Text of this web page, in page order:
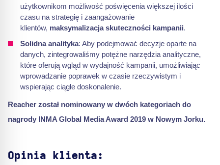
użytkownikom możliwość poświęcenia większej ilości
czasu na strategię i zaangażowanie
klientów, maksymalizacja skuteczności kampanii.
Solidna analityka: Aby podejmować decyzje oparte na
danych, zintegrowaliśmy potężne narzędzia analityczne,
które oferują wgląd w wydajność kampanii, umożliwiając
wprowadzanie poprawek w czasie rzeczywistym i
wspierając ciągłe doskonalenie.
Reacher został nominowany w dwóch kategoriach do
nagrody INMA Global Media Award 2019 w Nowym Jorku.
Opinia klienta: